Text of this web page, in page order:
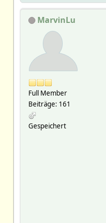
MarvinLu
Full Member
Beiträge: 161
Gespeichert